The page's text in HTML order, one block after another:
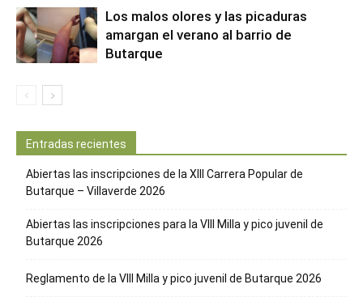
Los malos olores y las picaduras
amargan el verano al barrio de
Butarque
Entradas recientes
Abiertas las inscripciones de la XIII Carrera Popular de
Butarque – Villaverde 2026
Abiertas las inscripciones para la VIII Milla y pico juvenil de
Butarque 2026
Reglamento de la VIII Milla y pico juvenil de Butarque 2026